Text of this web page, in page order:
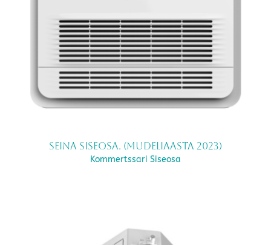
Seina siseosa. (mudeliaasta 2023)
Kommertssari Siseosa